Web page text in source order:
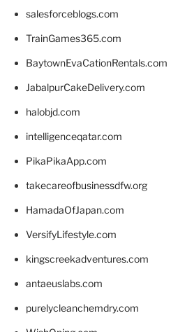
salesforceblogs.com
TrainGames365.com
BaytownEvaCationRentals.com
JabalpurCakeDelivery.com
halobjd.com
intelligenceqatar.com
PikaPikaApp.com
takecareofbusinessdfw.org
HamadaOfJapan.com
VersifyLifestyle.com
kingscreekadventures.com
antaeuslabs.com
purelycleanchemdry.com